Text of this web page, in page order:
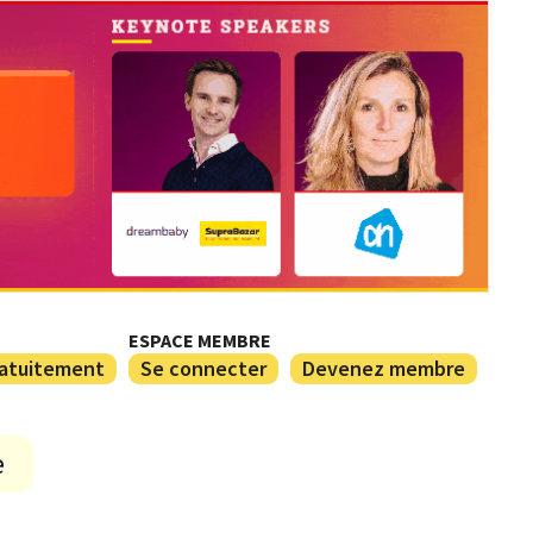
ESPACE MEMBRE
Se connecter Devenez membre